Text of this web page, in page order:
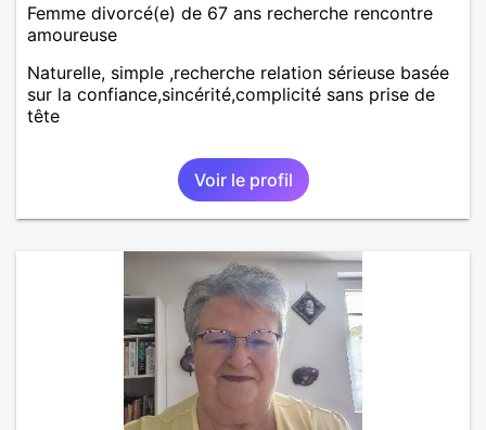
Femme divorcé(e) de 67 ans recherche rencontre
amoureuse
Naturelle, simple ,recherche relation sérieuse basée
sur la confiance,sincérité,complicité sans prise de
tête
Voir le profil